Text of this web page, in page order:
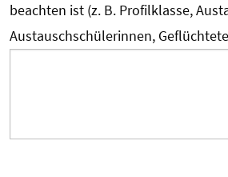
beachten ist (z. B. Profilklasse,
Austauschschülerinnen,